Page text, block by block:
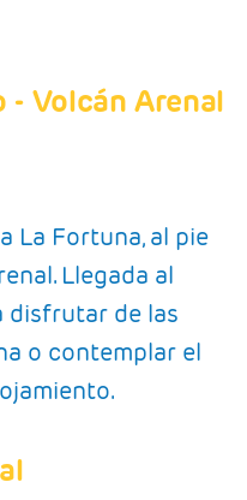
- Volcán Arenal
La Fortuna, al pie
Llegada al
disfrutar de las
o contemplar el